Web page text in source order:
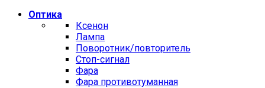
Оптика
Ксенон
Лампа
Поворотник/повторитель
Стоп-сигнал
Фара
Фара противотуманная